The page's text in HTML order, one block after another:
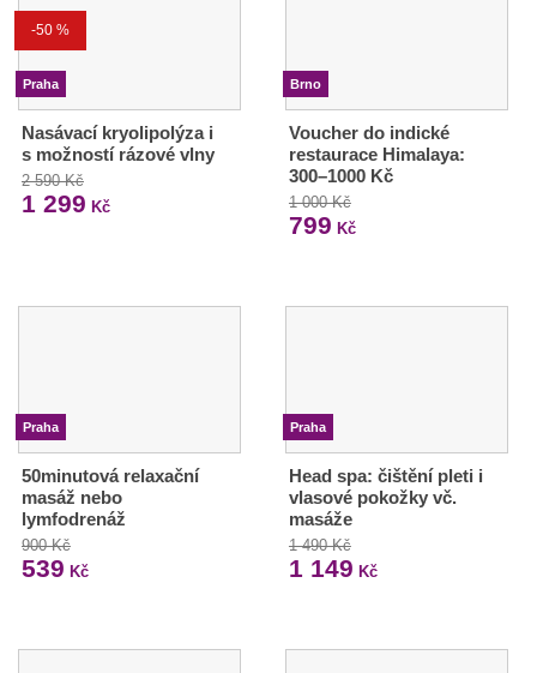
-50 %
Praha
Nasávací kryolipolýza i
s možností rázové vlny
2 590 Kč
1 299 Kč
Brno
Voucher do indické
restaurace Himalaya:
300–1000 Kč
1 000 Kč
799 Kč
Praha
50minutová relaxační
masáž nebo
lymfodrenáž
900 Kč
539 Kč
Praha
Head spa: čištění pleti i
vlasové pokožky vč.
masáže
1 490 Kč
1 149 Kč